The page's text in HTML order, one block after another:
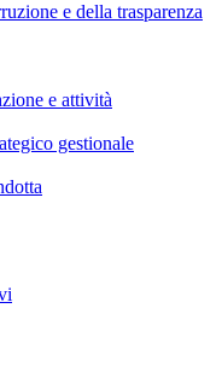
e della trasparenza
e attività
gestionale